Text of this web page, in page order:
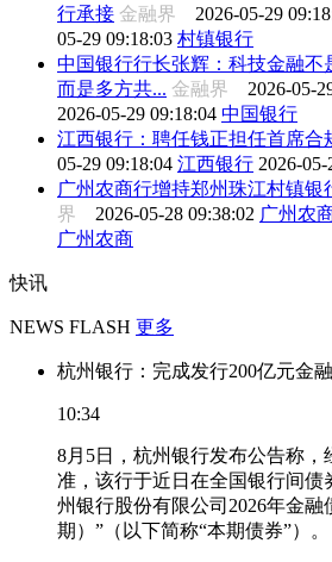
行承接 金融界 2026-05-29
05-29 09:18:03 村镇银行
中国银行行长张辉：科技金融不
而是多方共... 金融界 2026-05-
2026-05-29 09:18:04 中国银行
江西银行：聘任钱正担任首席合
05-29 09:18:04 江西银行 2026-
广州农商行增持郑州珠江村镇银
界 2026-05-28 09:38:02 广州农
广州农商
快讯
NEWS FLASH 更多
杭州银行：完成发行200亿元金
10:34
8月5日，杭州银行发布公告称，
准，该行于近日在全国银行间债
州银行股份有限公司2026年金融
期）”（以下简称“本期债券”）。